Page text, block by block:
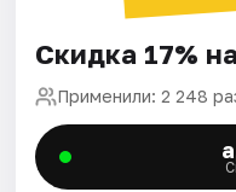
Скидка 17%
Применили: 2 248